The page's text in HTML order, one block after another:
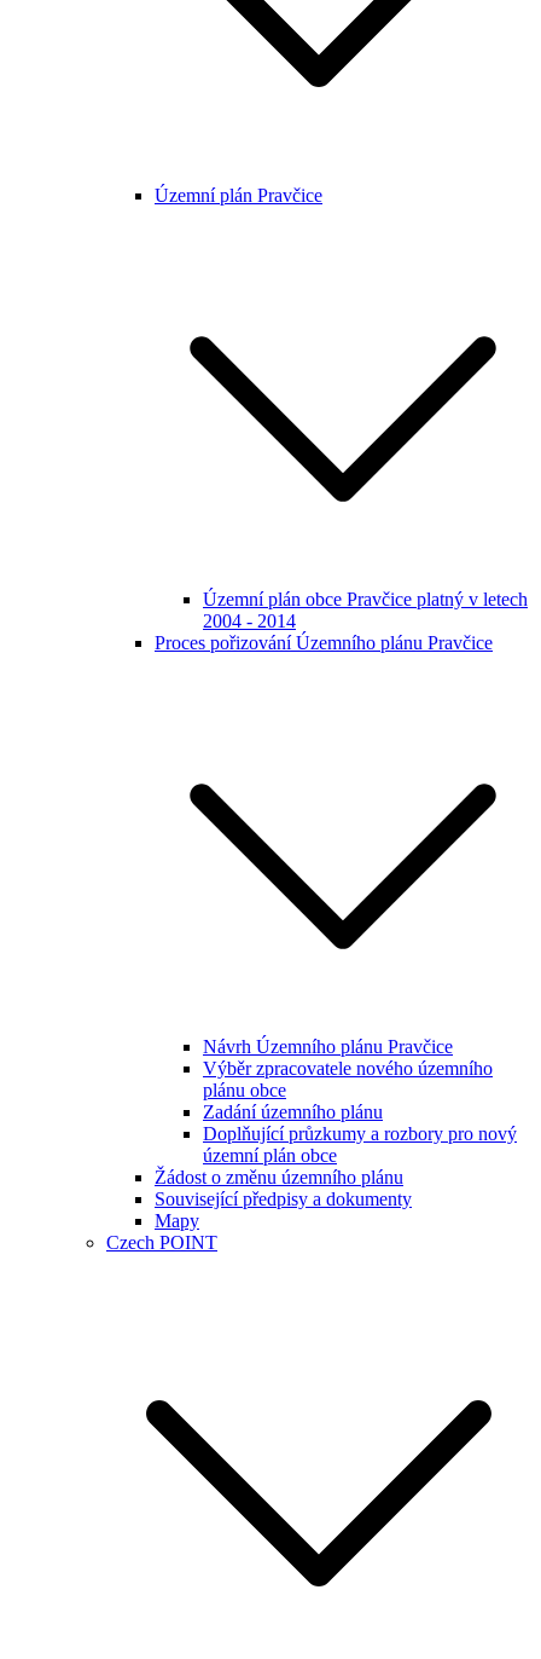
Územní plán Pravčice
Územní plán obce Pravčice platný v letech
2004 - 2014
Proces pořizování Územního plánu Pravčice
Návrh Územního plánu Pravčice
Výběr zpracovatele nového územního
plánu obce
Zadání územního plánu
Doplňující průzkumy a rozbory pro nový
územní plán obce
Žádost o změnu územního plánu
Související předpisy a dokumenty
Mapy
Czech POINT